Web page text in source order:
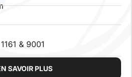
& 9001
SAVOIR PLUS